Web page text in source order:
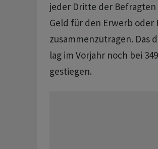
jeder Dritte der
Geld für den Erwerb oder
zusammenzutragen. Das
lag im Vorjahr noch bei
gestiegen.